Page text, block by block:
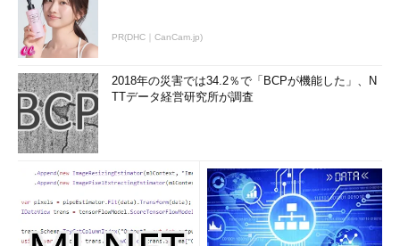
PR(DHC｜CanCam.jp)
2018年の災害では34.2％で「BCPが機能した」、N
TTデータ経営研究所が調査